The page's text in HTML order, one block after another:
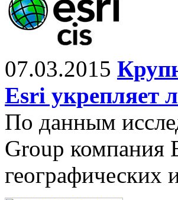
07.03.2015
Esri укрепляет
По данным
Group компания